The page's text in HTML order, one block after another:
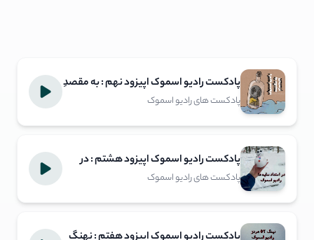
پادکست رادیو اسموک اپیزود نهم : به مقصدِ
, نرسیدن
پادکست های رادیو اسموک
پادکست رادیو اسموک اپیزود هشتم : در
امتداد سایه ها
پادکست های رادیو اسموک